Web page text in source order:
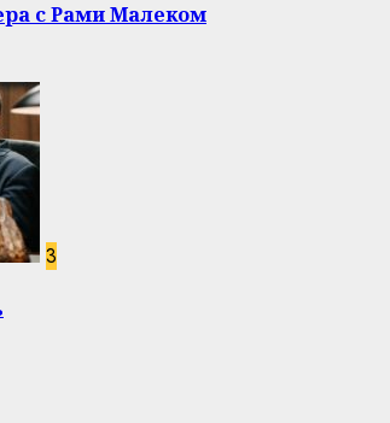
с Рами Малеком
3